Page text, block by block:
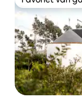
Favoriet van